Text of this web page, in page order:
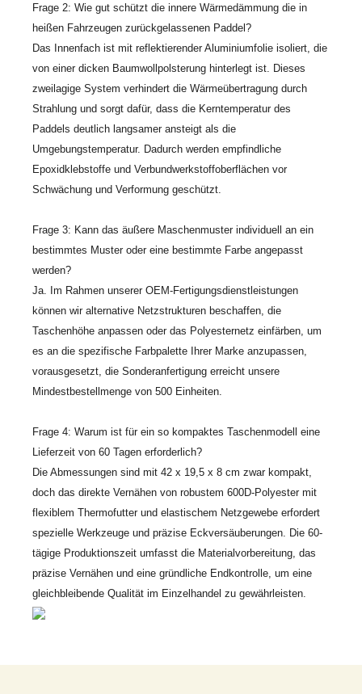
Frage 2: Wie gut schützt die innere Wärmedämmung die in
heißen Fahrzeugen zurückgelassenen Paddel?
Das Innenfach ist mit reflektierender Aluminiumfolie isoliert, die
von einer dicken Baumwollpolsterung hinterlegt ist. Dieses
zweilagige System verhindert die Wärmeübertragung durch
Strahlung und sorgt dafür, dass die Kerntemperatur des
Paddels deutlich langsamer ansteigt als die
Umgebungstemperatur. Dadurch werden empfindliche
Epoxidklebstoffe und Verbundwerkstoffoberflächen vor
Schwächung und Verformung geschützt.
Frage 3: Kann das äußere Maschenmuster individuell an ein
bestimmtes Muster oder eine bestimmte Farbe angepasst
werden?
Ja. Im Rahmen unserer OEM-Fertigungsdienstleistungen
können wir alternative Netzstrukturen beschaffen, die
Taschenhöhe anpassen oder das Polyesternetz einfärben, um
es an die spezifische Farbpalette Ihrer Marke anzupassen,
vorausgesetzt, die Sonderanfertigung erreicht unsere
Mindestbestellmenge von 500 Einheiten.
Frage 4: Warum ist für ein so kompaktes Taschenmodell eine
Lieferzeit von 60 Tagen erforderlich?
Die Abmessungen sind mit 42 x 19,5 x 8 cm zwar kompakt,
doch das direkte Vernähen von robustem 600D-Polyester mit
flexiblem Thermofutter und elastischem Netzgewebe erfordert
spezielle Werkzeuge und präzise Eckversäuberungen. Die 60-
tägige Produktionszeit umfasst die Materialvorbereitung, das
präzise Vernähen und eine gründliche Endkontrolle, um eine
gleichbleibende Qualität im Einzelhandel zu gewährleisten.